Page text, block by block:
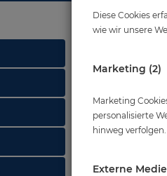
Diese Cookies
wie wir unsere
Marketing (2)
Marketing
personalisierte
hinweg verfolgen.
Externe